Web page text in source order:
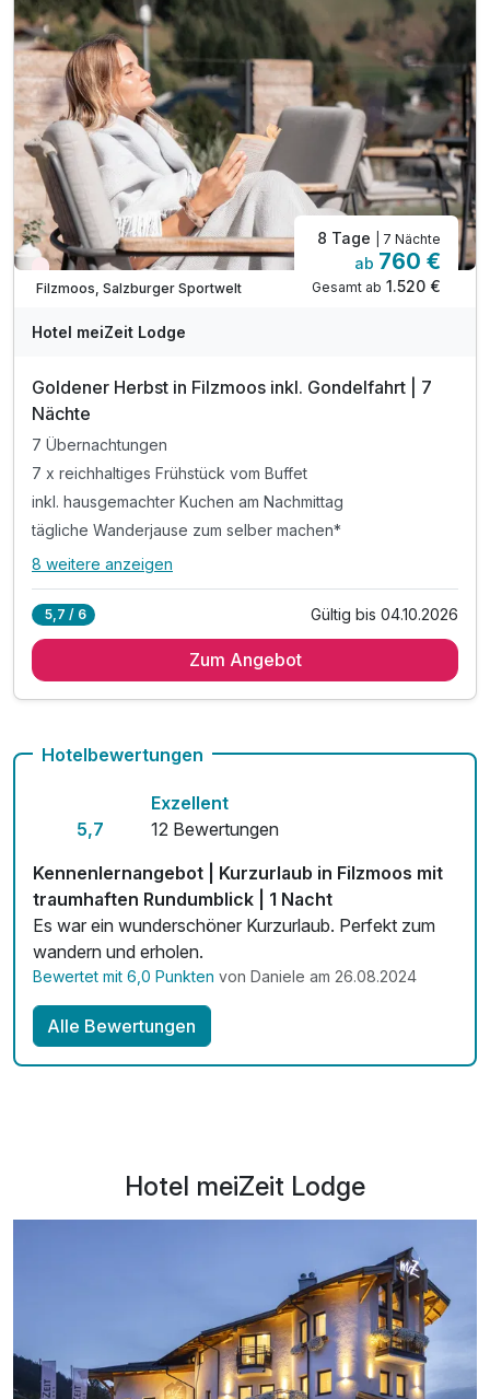
inkl. Almi Wander-Shuttle kostenlos
inkl. Eintritt in das Filzmooser Freibad
inkl. Beratung & Wanderinfomaterial vom Gastgeber
inkl. Wellnesbereich & Fitnessraum
inkl. Wellnesstasche mit Bademantel, Saunatücher
Wieder frei ab September
Filzmoos, Salzburger Sportwelt
8 Tage | 7 Nächte
ab 760 €
Gesamt ab 1.520 €
Hotel meiZeit Lodge
Goldener Herbst in Filzmoos inkl. Gondelfahrt | 7
Nächte
7 Übernachtungen
7 x reichhaltiges Frühstück vom Buffet
inkl. hausgemachter Kuchen am Nachmittag
tägliche Wanderjause zum selber machen*
Alle Inklusivleistungen
7 x reichhaltiges Frühstück vom Buffet
inkl. Wellnesstasche mit Bademantel & Saunatücher
inkl. Filzmooser Wanderbus kostenlos
inkl. Beratung & Wanderinfomaterial
inkl. Filzmoos SommerCard plus
inkl. Verleih von Wanderstöcken
inkl. Tageseintritt in das Filzmooser Freibad
inkl. Gondelfahrt mit der Papagenobahn
8 weitere anzeigen
5,7 / 6 Gültig bis 04.10.2026
Zum Angebot
Hotelbewertungen
5,7
Exzellent
12 Bewertungen
Kennenlernangebot | Kurzurlaub in Filzmoos mit
traumhaften Rundumblick | 1 Nacht
Es war ein wunderschöner Kurzurlaub. Perfekt zum
wandern und erholen.
Bewertet mit 6,0 Punkten von Daniele am 26.08.2024
Alle Bewertungen
Hotel meiZeit Lodge